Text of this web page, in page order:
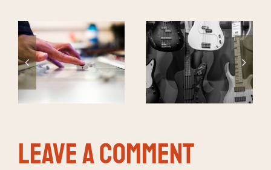
While my guitar
gently weeps
It just sounds
better
Leave A Comment